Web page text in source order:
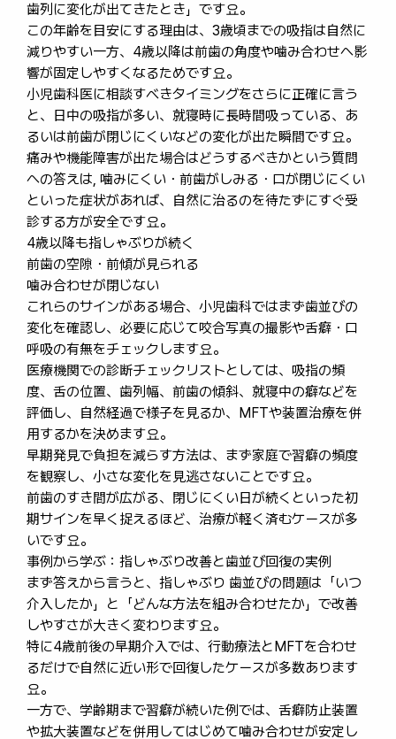
歯列に変化が出てきたとき」です요。
この年齢を目安にする理由は、3歳頃までの吸指は自然に
減りやすい一方、4歳以降は前歯の角度や噛み合わせへ影
響が固定しやすくなるためです요。
小児歯科医に相談すべきタイミングをさらに正確に言う
と、日中の吸指が多い、就寝時に長時間吸っている、あ
るいは前歯が閉じにくいなどの変化が出た瞬間です요。
痛みや機能障害が出た場合はどうするべきかという質問
への答えは, 噛みにくい・前歯がしみる・口が閉じにくい
といった症状があれば、自然に治るのを待たずにすぐ受
診する方が安全です요。
4歳以降も指しゃぶりが続く
前歯の空隙・前傾が見られる
噛み合わせが閉じない
これらのサインがある場合、小児歯科ではまず歯並びの
変化を確認し、必要に応じて咬合写真の撮影や舌癖・口
呼吸の有無をチェックします요。
医療機関での診断チェックリストとしては、吸指の頻
度、舌の位置、歯列幅、前歯の傾斜、就寝中の癖などを
評価し、自然経過で様子を見るか、MFTや装置治療を併
用するかを決めます요。
早期発見で負担を減らす方法は、まず家庭で習癖の頻度
を観察し、小さな変化を見逃さないことです요。
前歯のすき間が広がる、閉じにくい日が続くといった初
期サインを早く捉えるほど、治療が軽く済むケースが多
いです요。
事例から学ぶ：指しゃぶり改善と歯並び回復の実例
まず答えから言うと、指しゃぶり 歯並びの問題は「いつ
介入したか」と「どんな方法を組み合わせたか」で改善
しやすさが大きく変わります요。
特に4歳前後の早期介入では、行動療法とMFTを合わせ
るだけで自然に近い形で回復したケースが多数あります
요。
一方で、学齢期まで習癖が続いた例では、舌癖防止装置
や拡大装置などを併用してはじめて噛み合わせが安定し